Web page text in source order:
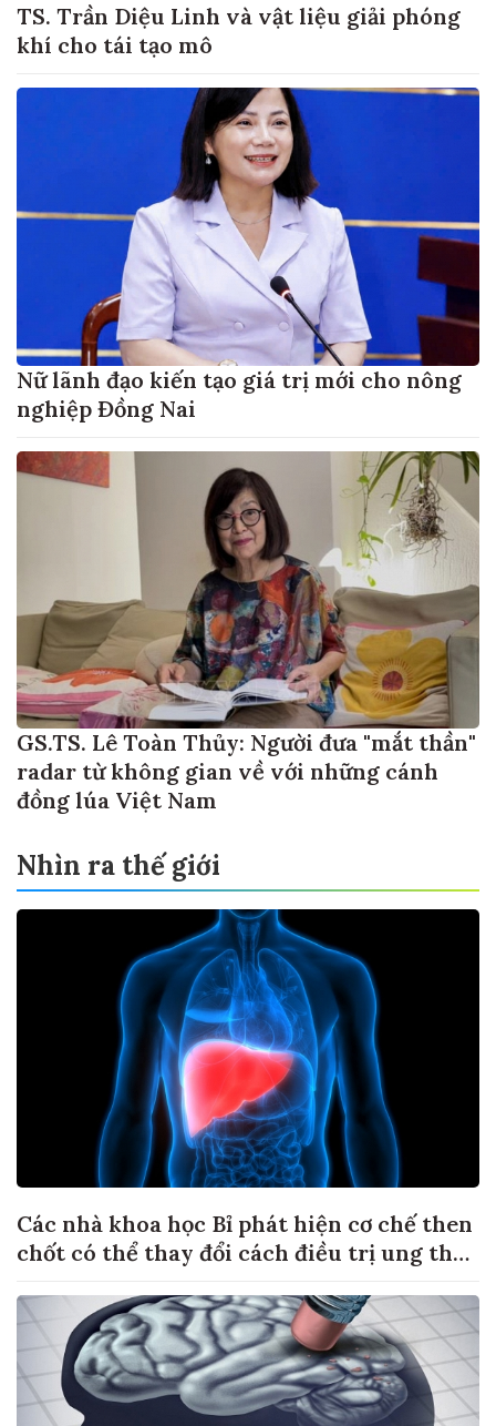
TS. Trần Diệu Linh và vật liệu giải phóng
khí cho tái tạo mô
Nữ lãnh đạo kiến tạo giá trị mới cho nông
nghiệp Đồng Nai
GS.TS. Lê Toàn Thủy: Người đưa "mắt thần"
radar từ không gian về với những cánh
đồng lúa Việt Nam
Nhìn ra thế giới
Các nhà khoa học Bỉ phát hiện cơ chế then
chốt có thể thay đổi cách điều trị ung thư